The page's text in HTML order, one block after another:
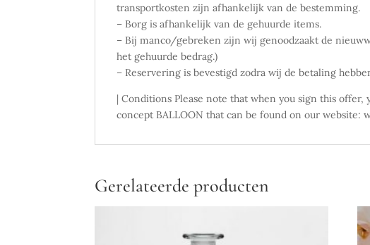
transportkosten zijn afhankelijk van de bestemming.
– Borg is afhankelijk van de gehuurde items.
– Bij manco/gebreken zijn wij genoodzaakt de
het gehuurde bedrag.)
– Reservering is bevestigd zodra wij de betaling
| Conditions Please note that when you sign this
concept BALLOON that can be found on our website:
Gerelateerde producten